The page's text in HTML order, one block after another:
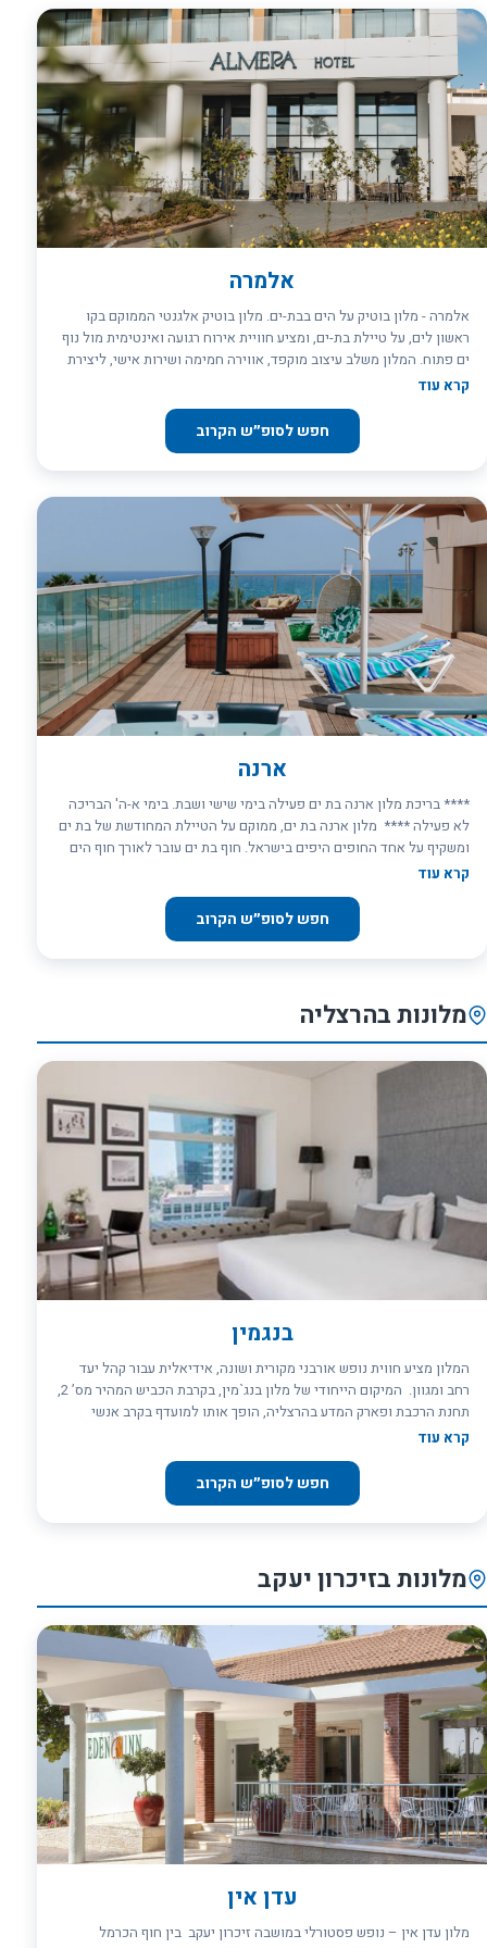
אלמרה
אלמרה - מלון בוטיק על הים בבת-ים. מלון בוטיק אלגנטי הממוקם בקו
ראשון לים, על טיילת בת-ים, ומציע חוויית אירוח רגועה ואינטימית מול נוף
ים פתוח. המלון משלב עיצוב מוקפד, אווירה חמימה ושירות אישי, ליצירת
תחושה של בית מול המים. החדרים מעוצבים בקווים נקיים ונעימים, חלקם
המלון נמצא במרחק הליכה ממרכז העיר ובקרבה לתחנת הרכבת הקלה, עם
גישה נוחה לתל אביב ולאטרקציות מקומיות.
קרא עוד
חפש לסופ״ש הקרוב
ארנה
**** בריכת מלון ארנה בת ים פעילה בימי שישי ושבת. בימי א-ה' הבריכה
לא פעילה **** מלון ארנה בת ים, ממוקם על הטיילת המחודשת של בת ים
ומשקיף על אחד החופים היפים בישראל. חוף בת ים עובר לאורך חוף הים
אירוח: חדרים זוגיים. סוויטות ג’וניור, חלקן פונות לים וחלקן לעיר. סוויטות
במלון חדר אוכל הממוקם בקומה השביעית ומגיש ארוחת בוקר ישראלית
מגוונת ועשירה. במלון תהנו מאולמות אירועים לכל מטרה. במתחם המלון
ישנה מספרה, מאפייה כשרה, מינימרקט, בית כנסת וכספומט. אורחי מלון
ארנה יכולים גישה קלה לחוף בת ים המרהיב, ואילו הטיילת הציורית היא
קרא עוד
חפש לסופ״ש הקרוב
מלונות בהרצליה
בנגמין
המלון מציע חווית נופש אורבני מקורית ושונה, אידיאלית עבור קהל יעד
רחב ומגוון. המיקום הייחודי של מלון בנג`מין, בקרבת הכביש המהיר מס’ 2,
תחנת הרכבת ופארק המדע בהרצליה, הופך אותו למועדף בקרב אנשי
עסקים. מלון בנג’מין הרצליה מציע דילים יוקרתיים ומפנקים לזוגות,
מספר צעדים מן המלון (בתשלום נוסף ובתאום מול חדר הכושר),
קרא עוד
חפש לסופ״ש הקרוב
מלונות בזיכרון יעקב
עדן אין
מלון עדן אין – נופש פסטורלי במושבה זיכרון יעקב בין חוף הכרמל